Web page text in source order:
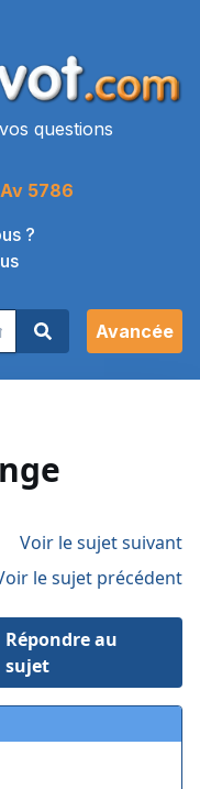
questions
5786
?
Avancée
Voir le sujet suivant
le sujet précédent
Répondre au
sujet